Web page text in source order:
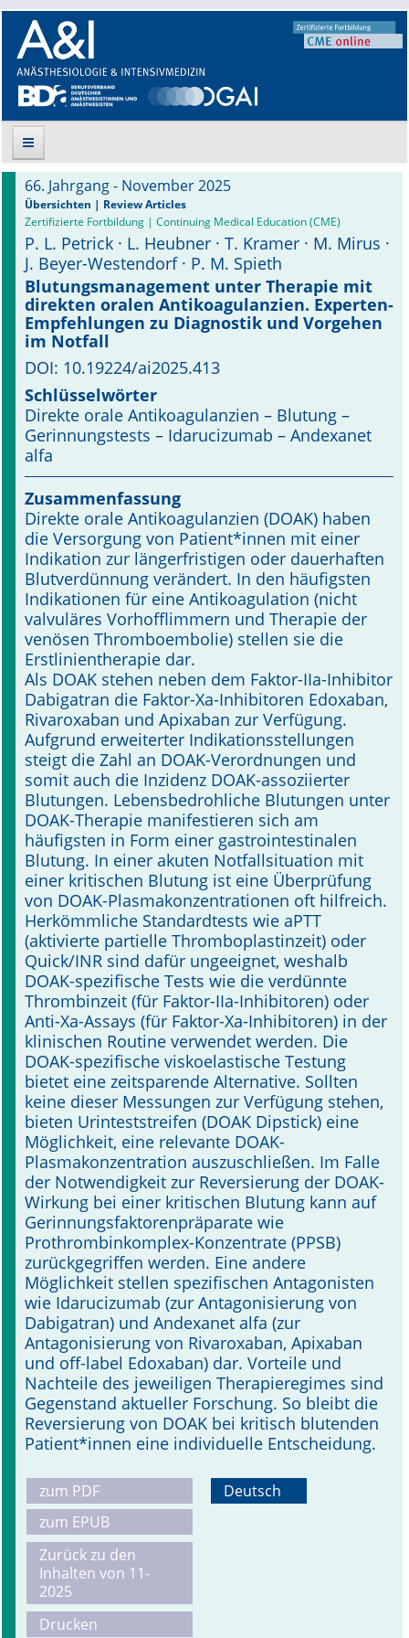
Suche
Aktuelle Ausgabe
Leitlinien
Archiv
Supplements
Supplements OrphanAnesthesia
Online First
Mediadaten
Autoren-Service
Bestell-Service
Stellenmarkt
Kongresskalender
66. Jahrgang - November 2025
Übersichten | Review Articles
Zertifizierte Fortbildung | Continuing Medical Education (CME)
P. L. Petrick · L. Heubner · T. Kramer · M. Mirus ·
J. Beyer-Westendorf · P. M. Spieth
Blutungsmanagement unter Therapie mit
direkten oralen Anti­koagulanzien. Experten-
Empfehlungen zu Diagnostik und Vorgehen
im Notfall
DOI: 10.19224/ai2025.413
Schlüsselwörter
Direkte orale Antikoagulanzien – Blutung –
Gerinnungstests – Idarucizumab – Andexanet
alfa
Zusammenfassung
Direkte orale Antikoagulanzien (DOAK) haben
die Versorgung von Patient*innen mit einer
Indikation zur längerfristigen oder dauerhaften
Blutverdünnung verändert. In den häufigsten
Indikationen für eine Antikoagulation (nicht
valvuläres Vorhofflimmern und Therapie der
venösen Thromboembolie) stellen sie die
Erstlinientherapie dar.
Als DOAK stehen neben dem Faktor-IIa-Inhibitor
Dabigatran die Faktor-Xa-Inhibitoren Edoxaban,
Rivaroxaban und Apixaban zur Verfügung.
Aufgrund erweiterter Indikationsstellungen
steigt die Zahl an DOAK-Verordnungen und
somit auch die Inzidenz DOAK-assoziierter
Blutungen. Lebensbedrohliche Blutungen unter
DOAK-Therapie manifestieren sich am
häufigsten in Form einer gastrointestinalen
Blutung. In einer akuten Notfallsituation mit
einer kritischen Blutung ist eine Überprüfung
von DOAK-Plasmakonzentrationen oft hilfreich.
Herkömmliche Standardtests wie aPTT
(aktivierte partielle Thromboplastinzeit) oder
Quick/INR sind dafür ungeeignet, weshalb
DOAK-spezifische Tests wie die verdünnte
Thrombinzeit (für Faktor-IIa-Inhibitoren) oder
Anti-Xa-Assays (für Faktor-Xa-Inhibitoren) in der
klinischen Routine verwendet werden. Die
DOAK-spezifische viskoelastische Testung
bietet eine zeitsparende Alternative. Sollten
keine dieser Messungen zur Verfügung stehen,
bieten Urinteststreifen (DOAK Dipstick) eine
Möglichkeit, eine relevante DOAK-
Plasmakonzentration auszuschließen. Im Falle
der Notwendigkeit zur Reversierung der DOAK-
Wirkung bei einer kritischen Blutung kann auf
Gerinnungsfaktorenpräparate wie
Prothrombinkomplex-Konzentrate (PPSB)
zurückgegriffen werden. Eine andere
Möglichkeit stellen spezifischen Antagonisten
wie Idarucizumab (zur Antagonisierung von
Dabigatran) und Andexanet alfa (zur
Antagonisierung von Rivaroxaban, Apixaban
und off-label Edoxaban) dar. Vorteile und
Nachteile des jeweiligen Therapieregimes sind
Gegenstand aktueller Forschung. So bleibt die
Reversierung von DOAK bei kritisch blutenden
Patient*innen eine individuelle Entscheidung.
zum PDF
zum EPUB
Zurück zu den
Inhalten von 11-
2025
Drucken
Deutsch